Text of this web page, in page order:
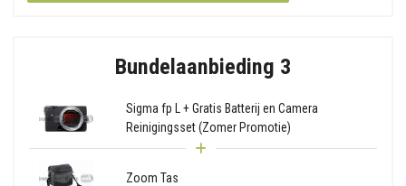
Bundelaanbieding 3
Sigma fp L + Gratis Batterij en Camera
Reinigingsset (Zomer Promotie)
Zoom Tas